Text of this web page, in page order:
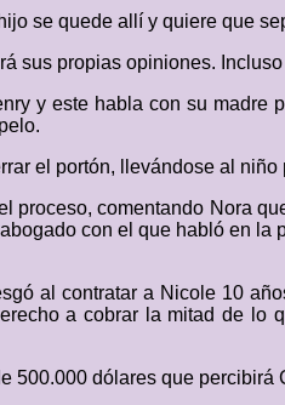
se quede allí y quiere que
sus propias opiniones.
y este habla con su
el portón, llevándose al
proceso, comentando Nora
con el que habló en
al contratar a Nicole 10
a cobrar la mitad de lo
500.000 dólares que percibirá